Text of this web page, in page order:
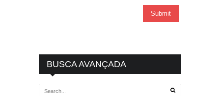
BUSCA AVANÇADA